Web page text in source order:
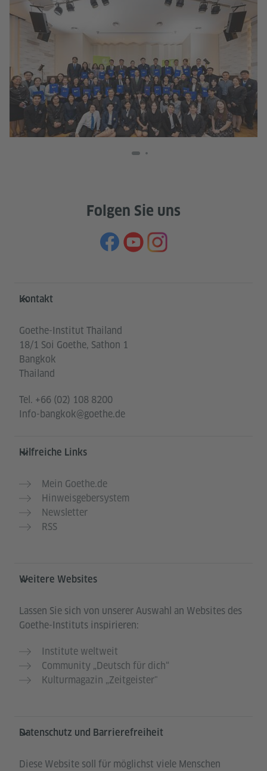
Folgen Sie uns
Service- und Informationsbereich
Kontakt
Goethe-Institut Thailand
18/1 Soi Goethe, Sathon 1
Bangkok
Thailand
Tel. +66 (02) 108 8200
Info-bangkok@goethe.de
Hilfreiche Links
Mein Goethe.de
Hinweisgebersystem
Newsletter
RSS
Weitere Websites
Lassen Sie sich von unserer Auswahl an Websites des
Goethe-Instituts inspirieren:
Institute weltweit
Community „Deutsch für dich“
Kulturmagazin „Zeitgeister"
Datenschutz und Barrierefreiheit
Diese Website soll für möglichst viele Menschen